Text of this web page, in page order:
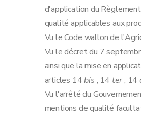
Art. 33
Art. 34
Art. 35
d'application du
qualité applicables aux
Vu le Code wallon de
Vu le décret du 7
ainsi que la mise en
articles 14bis , 14 ter, 14
Vu l'arrêté du
mentions de qualité